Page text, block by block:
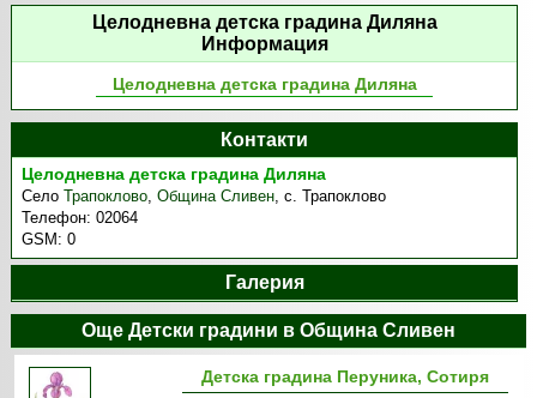
Целодневна детска градина Диляна
Информация
Целодневна детска градина Диляна
Контакти
Целодневна детска градина Диляна
СелоТрапоклово,Община Сливен,с. Трапоклово
Телефон:02064
GSM:0
Галерия
Още Детски градини в Община Сливен
Детска градина Перуника, Сотиря